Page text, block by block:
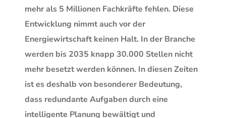
mehr als 5 Millionen Fachkräfte fehlen. Diese
Entwicklung nimmt auch vor der
Energiewirtschaft keinen Halt. In der Branche
werden bis 2035 knapp 30.000 Stellen nicht
mehr besetzt werden können. In diesen Zeiten
ist es deshalb von besonderer Bedeutung,
dass redundante Aufgaben durch eine
intelligente Planung bewältigt und